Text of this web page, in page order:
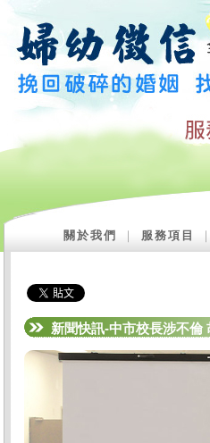
關於我們 服務項目
新聞快訊-中市校長涉不倫